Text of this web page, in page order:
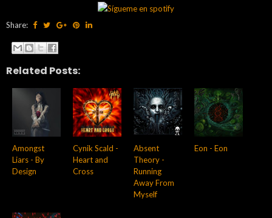
Share:
Related Posts:
Amongst
Liars - By
Design
Cynik Scald -
Heart and
Cross
Absent
Theory -
Running
Away From
Myself
Eon - Eon